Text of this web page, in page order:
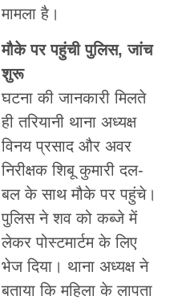
मामला है।
मौके पर पहुंची पुलिस, जांच
शुरू
घटना की जानकारी मिलते
ही तरियानी थाना अध्यक्ष
विनय प्रसाद और अवर
निरीक्षक शिबू कुमारी दल-
बल के साथ मौके पर पहुंचे।
पुलिस ने शव को कब्जे में
लेकर पोस्टमार्टम के लिए
भेज दिया। थाना अध्यक्ष ने
बताया कि महिला के लापता